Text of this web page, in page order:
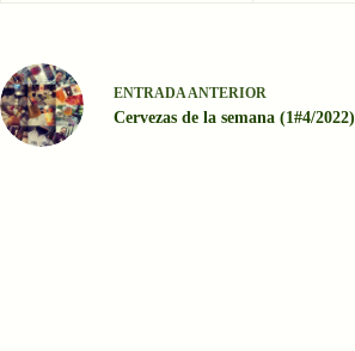
ENTRADAANTERIOR
Cervezas de la semana (1#4/2022)